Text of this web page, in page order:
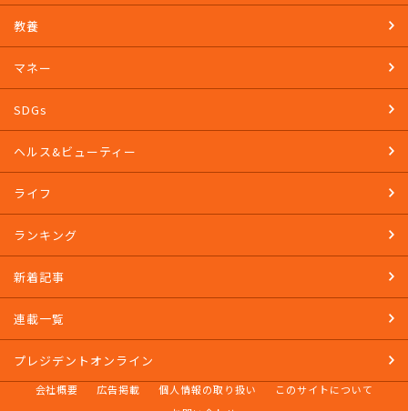
教養
マネー
SDGs
ヘルス&ビューティー
ライフ
ランキング
新着記事
連載一覧
プレジデントオンライン
会社概要 広告掲載 個人情報の取り扱い
このサイトについて